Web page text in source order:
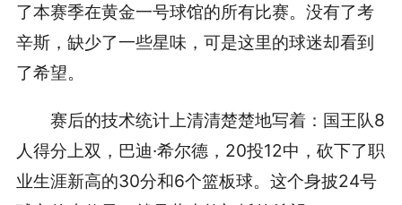
了本赛季在黄金一号球馆的所有比赛。没有了考
辛斯，缺少了一些星味，可是这里的球迷却看到
了希望。
赛后的技术统计上清清楚楚地写着：国王队8
人得分上双，巴迪·希尔德，20投12中，砍下了职
业生涯新高的30分和6个篮板球。这个身披24号